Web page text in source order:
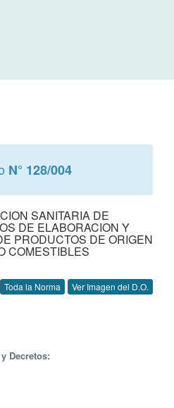
N° 128/004
SANITARIA DE
DE ELABORACION Y
PRODUCTOS DE ORIGEN
COMESTIBLES
Toda la Norma Ver Imagen del D.O.
Decretos: